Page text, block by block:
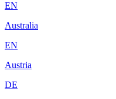
EN
Australia
EN
Austria
DE